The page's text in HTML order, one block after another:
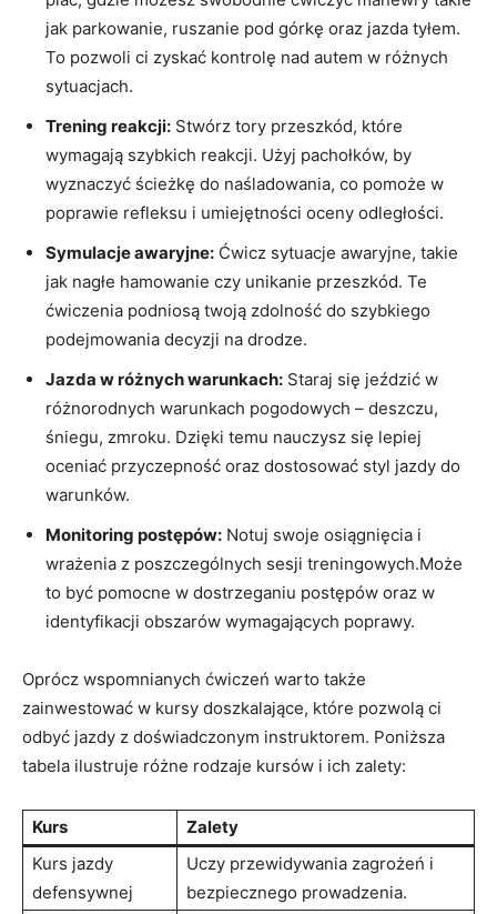
jak parkowanie,⁤ ruszanie pod górkę oraz ​jazda tyłem.⁣
To pozwoli ci ‍zyskać kontrolę nad autem ⁣w różnych
sytuacjach.
Trening reakcji: Stwórz tory przeszkód, ​które
wymagają ⁣szybkich reakcji.⁣ Użyj pachołków, by
⁣wyznaczyć ścieżkę do naśladowania, ⁣co pomoże w
‌poprawie refleksu i umiejętności oceny ⁢odległości.
Symulacje​ awaryjne: ⁣Ćwicz sytuacje ⁢awaryjne, takie
⁢jak nagłe hamowanie czy unikanie przeszkód. Te
ćwiczenia podniosą twoją zdolność do szybkiego
podejmowania decyzji na drodze.
Jazda ⁢w różnych⁣ warunkach: Staraj się jeździć​ w
różnorodnych warunkach pogodowych – deszczu,
‌śniegu, zmroku. Dzięki temu nauczysz się lepiej
oceniać przyczepność oraz dostosować styl jazdy do
warunków.
Monitoring postępów: Notuj swoje osiągnięcia i
wrażenia z poszczególnych sesji treningowych.Może
to być pomocne w⁢ dostrzeganiu postępów oraz w
identyfikacji obszarów wymagających poprawy.
Oprócz​ wspomnianych ‌ćwiczeń warto także
zainwestować w kursy doszkalające, które⁤ pozwolą ci⁣
odbyć jazdy ‌z doświadczonym instruktorem.​ Poniższa
tabela ilustruje różne rodzaje kursów i ich zalety:
Kurs
Zalety
Kurs jazdy
defensywnej
Uczy przewidywania zagrożeń⁤ i
bezpiecznego prowadzenia.